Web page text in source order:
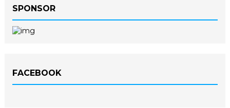
SPONSOR
FACEBOOK